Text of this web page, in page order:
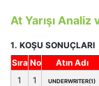
At Yarışı
1. KOŞU SONUÇLARI
Sıra No Atın Adı
1
1 UNDERWRITER(1)